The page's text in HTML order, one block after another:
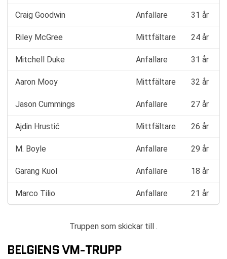
Craig Goodwin Anfallare 31 år
Riley McGree Mittfältare 24 år
Mitchell Duke Anfallare 31 år
Aaron Mooy Mittfältare 32 år
Jason Cummings Anfallare 27 år
Ajdin Hrustić Mittfältare 26 år
M. Boyle Anfallare 29 år
Garang Kuol Anfallare 18 år
Marco Tilio Anfallare 21 år
Truppen som skickar till .
BELGIENS VM-TRUPP